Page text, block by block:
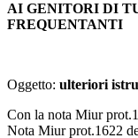
AI GENITORI DI
FREQUENTANTI
Oggetto: ulteriori
Con la nota Miur
Nota Miur prot.1622